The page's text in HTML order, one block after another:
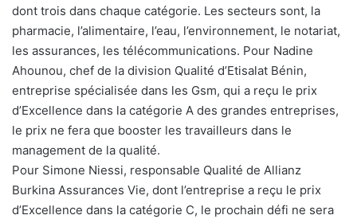
dont trois dans chaque catégorie. Les secteurs sont, la
pharmacie, l’alimentaire, l’eau, l’environnement, le notariat,
les assurances, les télécommunications. Pour Nadine
Ahounou, chef de la division Qualité d’Etisalat Bénin,
entreprise spécialisée dans les Gsm, qui a reçu le prix
d’Excellence dans la catégorie A des grandes entreprises,
le prix ne fera que booster les travailleurs dans le
management de la qualité.
Pour Simone Niessi, responsable Qualité de Allianz
Burkina Assurances Vie, dont l’entreprise a reçu le prix
d’Excellence dans la catégorie C, le prochain défi ne sera